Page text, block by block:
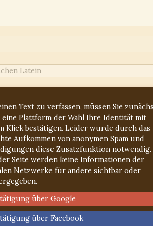
Text zu verfassen, müssen Sie
Plattform der Wahl Ihre Identität mit
Klick bestätigen. Leider wurde durch das
Aufkommen von anonymen Spam und
diese Zusatzfunktion notwendig.
Seite werden keine Informationen der
Netzwerke für andere sichtbar oder
über Google
über Facebook
werden Sie über Antworten auf Ihren
Sie ggf. den Spam-Ordner.